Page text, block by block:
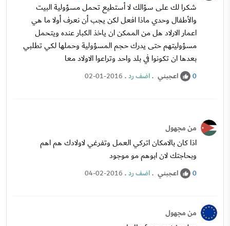
شكرا لك على سؤالك لا أستطيع تحمل مسؤولية البيت
والأطفال وحدي ماذا افعل لكن يجب أن نعرف أولا ما هي
اعمار الارلاد هل من الممكن ان ياخذ الكبار عنده ويتحمل
مسؤوليتهم حتى يدرك حجم المسؤولية وحملها لكي تطلبي
بعدها ان تكونوا في بلد واحد وتراعوا الاولاد معا
0 اعجبني .اضف رد.
02-01-2016
من مجهول
اذا كان بالامكان اتركي العمل وتفرغي لاولادك هم اهم
وبحاجتك لان ابوهم مو موجود
0 اعجبني .اضف رد.
04-02-2016
من مجهول